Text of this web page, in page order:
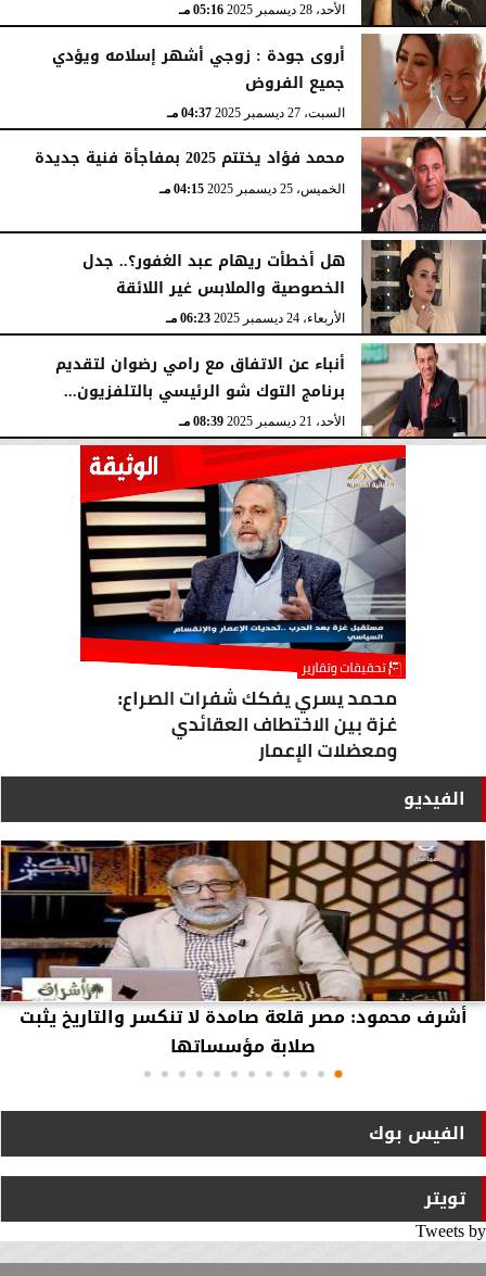
الأحد، 28 ديسمبر 2025 05:16 مـ
أروى جودة : زوجي أشهر إسلامه ويؤدي
جميع الفروض
السبت، 27 ديسمبر 2025 04:37 مـ
محمد فؤاد يختتم 2025 بمفاجأة فنية جديدة
الخميس، 25 ديسمبر 2025 04:15 مـ
هل أخطأت ريهام عبد الغفور؟.. جدل
الخصوصية والملابس غير اللائقة
الأربعاء، 24 ديسمبر 2025 06:23 مـ
أنباء عن الاتفاق مع رامي رضوان لتقديم
برنامج التوك شو الرئيسي بالتلفزيون...
الأحد، 21 ديسمبر 2025 08:39 مـ
الفيديو
أشرف محمود: مصر قلعة صامدة لا تنكسر والتاريخ يثبت
صلابة مؤسساتها
الفيس بوك
تويتر
Tweets by